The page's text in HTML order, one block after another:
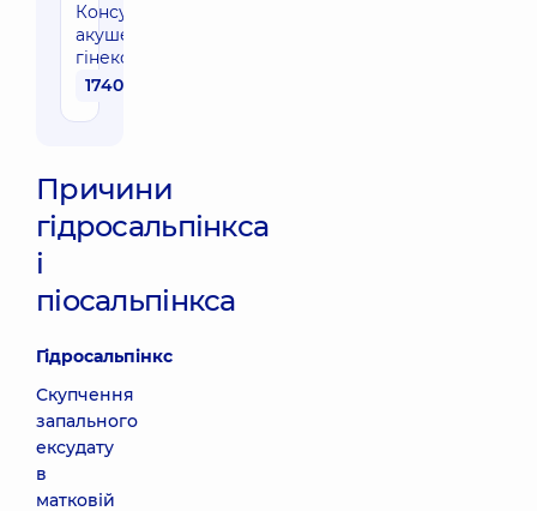
Консультація
акушера-
гінеколога
1740 грн
Причини
гідросальпінкса
і
піосальпінкса
Гідросальпінкс
Скупчення
запального
ексудату
в
матковій